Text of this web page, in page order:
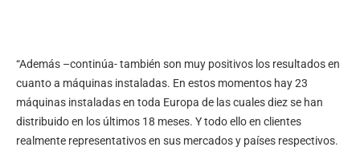
“Además –continúa- también son muy positivos los resultados en
cuanto a máquinas instaladas. En estos momentos hay 23
máquinas instaladas en toda Europa de las cuales diez se han
distribuido en los últimos 18 meses. Y todo ello en clientes
realmente representativos en sus mercados y países respectivos.